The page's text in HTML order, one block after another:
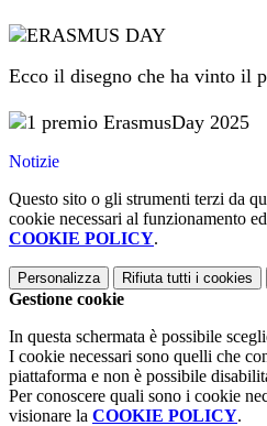
Ecco il disegno che ha vinto il
Notizie
Questo sito o gli strumenti terzi da
cookie necessari al funzionamento
COOKIE POLICY.
Personalizza Rifiuta tutti i cookies
Gestione cookie
In questa schermata è possibile
I cookie necessari sono quelli che
piattaforma e non è possibile
Per conoscere quali sono i cookie
visionare la COOKIE POLICY.